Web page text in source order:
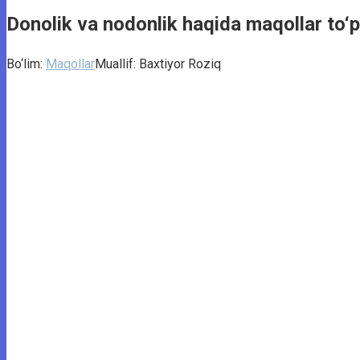
Donolik va nodonlik haqida maqollar
Bo‘lim: MaqollarMuallif: Baxtiyor Roziq